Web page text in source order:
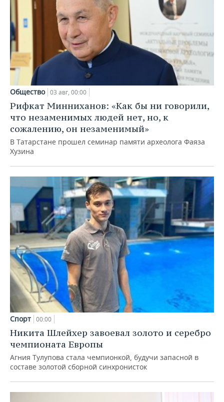
Общество 03 авг, 00:00
Рифкат Минниханов: «Как бы ни говорили,
что незаменимых людей нет, но, к
сожалению, он незаменимый»
В Татарстане прошел семинар памяти археолога Фаяза
Хузина
Спорт 00:00
Никита Шлейхер завоевал золото и серебро
чемпионата Европы
Агния Тулупова стала чемпионкой, будучи запасной в
составе золотой сборной синхронисток